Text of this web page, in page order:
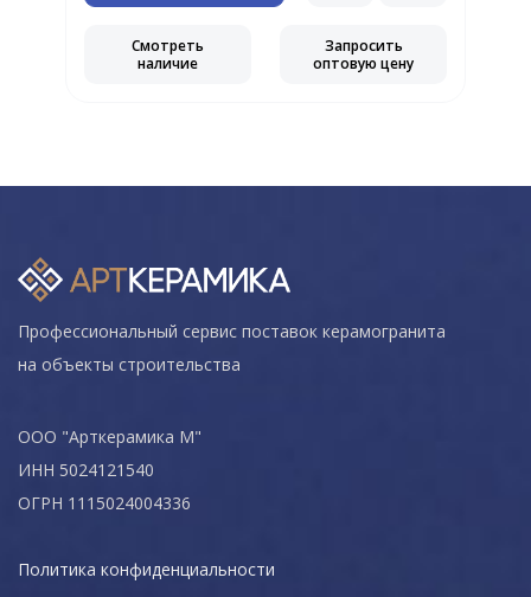
Смотреть
наличие
Запросить
оптовую цену
Профессиональный сервис поставок керамогранита
на объекты строительства
ООО "Арткерамика М"
ИНН 5024121540
ОГРН 1115024004336
Политика конфиденциальности